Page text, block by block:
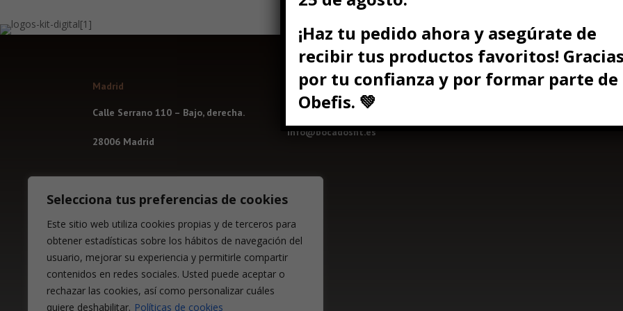
Selecciona tus preferencias de cookies
Este sitio web utiliza cookies propias y de terceros para
obtener estadísticas sobre los hábitos de navegación del
usuario, mejorar su experiencia y permitirle compartir
contenidos en redes sociales. Usted puede aceptar o
rechazar las cookies, así como personalizar cuáles
quiere deshabilitar. Políticas de cookies
Madrid
Calle Serrano 110 – Bajo, derecha.
28006 Madrid
Aviso Legal
Políticas de cookies
Política de privacidad
Condiciones generales
Contacto
info@bocadosfit.es
Síguenos en:
¡Haz tu pedido ahora y asegúrate de
recibir tus productos favoritos!
por tu confianza y por formar parte de
Obefis. 💚